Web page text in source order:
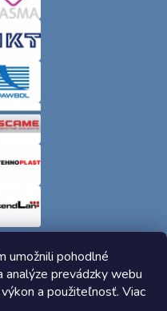
umožnili pohodlné
analýze prevádzky webu
a použiteľnosť. Viac